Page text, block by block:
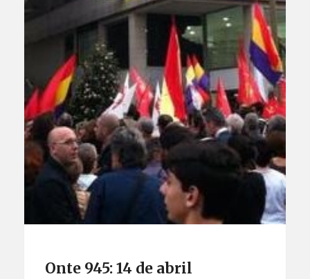
Onte 945: 14 de abril